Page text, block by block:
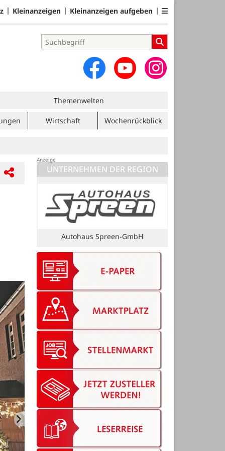
Kleinanzeigen Kleinanzeigen aufgeben
Themenwelten
Wirtschaft Wochenrückblick
UNTERNEHMEN DER REGION
Seniorenheime Senator GmbH